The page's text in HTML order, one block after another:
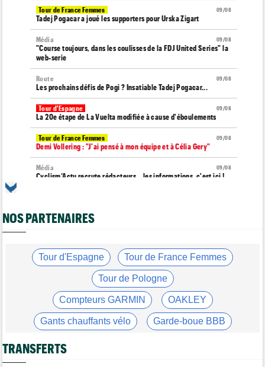
09/08
Tour de France Femmes
Tadej Pogacar a joué les supporters pour Urska Zigart
09/08
Média
"Course toujours, dans les coulisses de la FDJ United Series" la
web-serie
09/08
Route
Les prochains défis de Pogi ? Insatiable Tadej Pogacar...
09/08
Tour d'Espagne
La 20e étape de La Vuelta modifiée à cause d'éboulements
09/08
Tour de France Femmes
Demi Vollering : "J'ai pensé à mon équipe et à Célia Gery"
09/08
Média
Cyclism’Actu recrute rédacteurs… les informations, c'est ici !
août prochain
09/08
Tour de France Femmes
Vollering : "Niewiadoma ? Si elle parle de fair-play..."
Tour d'Espagne
Primoz Roglic pourrait manquer La Vuelta... pas remis de sa
chute
Lars Boom : "Célia Géry dit qu'elle n'a rien fait de mal"
NOS PARTENAIRES
Tour d'Espagne Tour de France Femmes
Tour de Pologne
Compteurs GARMIN OAKLEY
Gants chauffants vélo Garde-boue BBB
Casque ABUS
TRANSFERTS